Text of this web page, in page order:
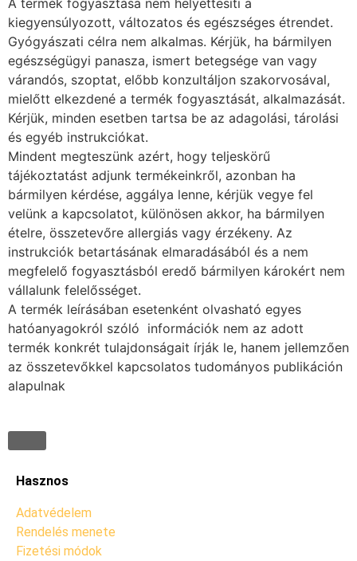
A termék fogyasztása nem helyettesíti a
kiegyensúlyozott, változatos és egészséges étrendet.
Gyógyászati célra nem alkalmas. Kérjük, ha bármilyen
egészségügyi panasza, ismert betegsége van vagy
várandós, szoptat, előbb konzultáljon szakorvosával,
mielőtt elkezdené a termék fogyasztását, alkalmazását.
Kérjük, minden esetben tartsa be az adagolási, tárolási
és egyéb instrukciókat.
Mindent megteszünk azért, hogy teljeskörű
tájékoztatást adjunk termékeinkről, azonban ha
bármilyen kérdése, aggálya lenne, kérjük vegye fel
velünk a kapcsolatot, különösen akkor, ha bármilyen
ételre, összetevőre allergiás vagy érzékeny. Az
instrukciók betartásának elmaradásából és a nem
megfelelő fogyasztásból eredő bármilyen károkért nem
vállalunk felelősséget.
A termék leírásában esetenként olvasható egyes
hatóanyagokról szóló információk nem az adott
termék konkrét tulajdonságait írják le, hanem jellemzően
az összetevőkkel kapcsolatos tudományos publikáción
alapulnak
Hasznos
Adatvédelem
Rendelés menete
Fizetési módok